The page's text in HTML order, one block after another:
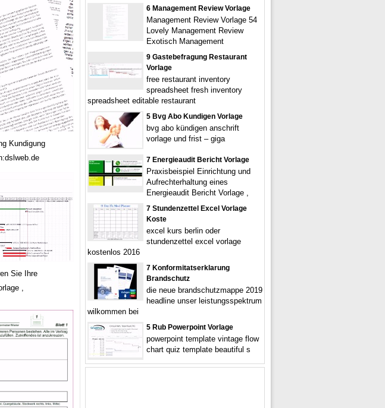
Kundigung
Sie Ihre
,
6 Management Review Vorlage
Management Review Vorlage 54
Lovely Management Review
Exotisch Management
9 Gastebefragung Restaurant
Vorlage
free restaurant inventory
spreadsheet fresh inventory
spreadsheet editable restaurant
5 Bvg Abo Kundigen Vorlage
bvg abo kündigen anschrift
vorlage und frist – giga
7 Energieaudit Bericht Vorlage
Praxisbeispiel Einrichtung und
Aufrechterhaltung eines
Energieaudit Bericht Vorlage ,
7 Stundenzettel Excel Vorlage
Koste
excel kurs berlin oder
stundenzettel excel vorlage
kostenlos 2016
7 Konformitatserklarung
Brandschutz
die neue brandschutzmappe 2019
headline unser leistungsspektrum
wilkommen bei
5 Rub Powerpoint Vorlage
powerpoint template vintage flow
chart quiz template beautiful s